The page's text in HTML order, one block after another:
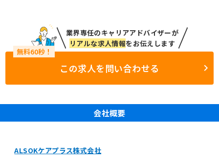
業界専任のキャリアアドバイザーが
リアルな求人情報をお伝えします
この求人を問い合わせる
会社概要
ALSOKケアプラス株式会社